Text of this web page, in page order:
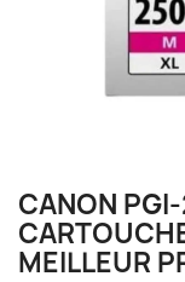
CANON
MEILLEUR